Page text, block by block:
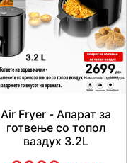
Air Fryer - Апарат за
готвење со топол
ваздух 3.2L